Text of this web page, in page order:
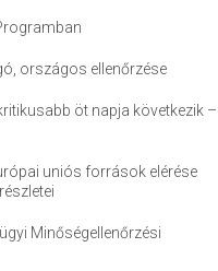
országos ellenőrzése
öt napja következik –
uniós források elérése
Minőségellenőrzési